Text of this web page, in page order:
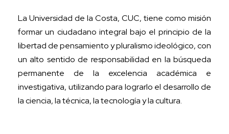
La Universidad de la Costa, CUC, tiene como misión
formar un ciudadano integral bajo el principio de la
libertad de pensamiento y pluralismo ideológico, con
un alto sentido de responsabilidad en la búsqueda
permanente de la excelencia académica e
investigativa, utilizando para lograrlo el desarrollo de
la ciencia, la técnica, la tecnología y la cultura.